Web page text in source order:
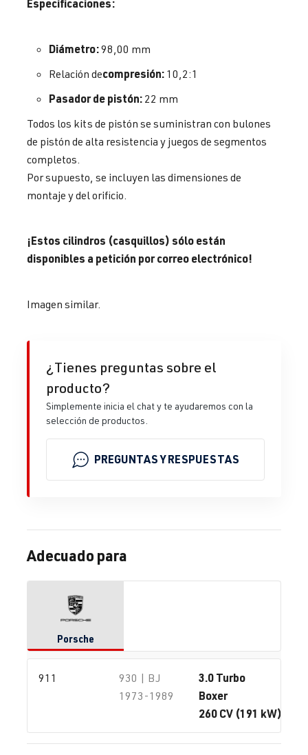
Diámetro:98,00 mm
Relación decompresión: 10,2:1
Pasador de pistón: 22 mm
Todos los kits de pistón se suministran con bulones
de pistón de alta resistencia y juegos de segmentos
completos.
Por supuesto, se incluyen las dimensiones de
montaje y del orificio.
¡Estos cilindros (casquillos) sólo están
disponibles a petición por correo electrónico!
Imagen similar.
¿Tienes preguntas sobre el
producto?
Simplemente inicia el chat y te ayudaremos con la
selección de productos.
PREGUNTAS Y RESPUESTAS
Adecuado para
Porsche
911
930 | BJ
1973-1989
3.0 Turbo
Boxer
260 CV (191 kW) /